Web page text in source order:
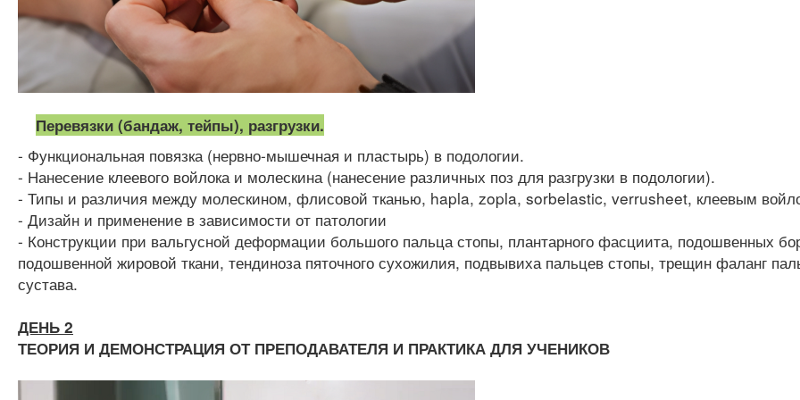
Перевязки (бандаж, тейпы), разгрузки.
- Функциональная повязка (нервно-мышечная и пластырь) в подологии.
- Нанесение клеевого войлока и молескина (нанесение различных поз для разгрузки в подологии).
- Типы и различия между молескином, флисовой тканью, hapla, zopla, sorbelastic, verrusheet, клеевым
- Дизайн и применение в зависимости от патологии
- Конструкции при вальгусной деформации большого пальца стопы, плантарного фасциита, подошвенных
подошвенной жировой ткани, тендиноза пяточного сухожилия, подвывиха пальцев стопы, трещин фаланг
сустава.
ДЕНЬ 2
ТЕОРИЯ И ДЕМОНСТРАЦИЯ ОТ ПРЕПОДАВАТЕЛЯ И ПРАКТИКА ДЛЯ УЧЕНИКОВ